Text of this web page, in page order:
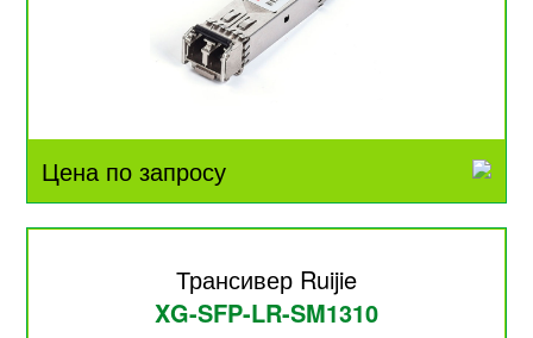
Цена по запросу
Трансивер Ruijie
XG-SFP-LR-SM1310